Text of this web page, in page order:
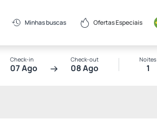
Minhas buscas Ofertas Especiais
Check-in
07 Ago
Check-out
08 Ago
Noites
1